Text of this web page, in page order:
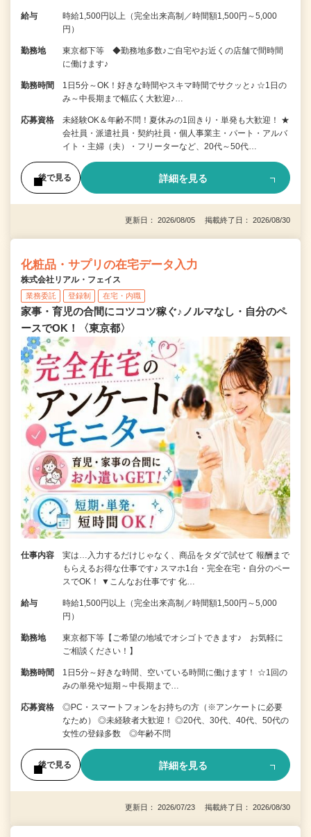
給与
時給1,500円以上（完全出来高制／時間額1,500円～5,000
円）
勤務地
東京都下等 ◆勤務地多数♪ご自宅やお近くの店舗で間時間
に働けます♪
勤務時間
1日5分～OK！好きな時間やスキマ時間でサクッと♪ ☆1日の
み～中長期まで幅広く大歓迎♪…
応募資格
未経験OK＆年齢不問！夏休みの1回きり・単発も大歓迎！ ★
会社員・派遣社員・契約社員・個人事業主・パート・アルバ
イト・主婦（夫）・フリーターなど、20代～50代…
後で見る 詳細を見る
更新日： 2026/08/05 掲載終了日： 2026/08/30
化粧品・サプリの在宅データ入力
株式会社リアル・フェイス
業務委託 登録制 在宅・内職
家事・育児の合間にコツコツ稼ぐ♪ノルマなし・自分のペ
ースでOK！〈東京都〉
仕事内容
実は…入力するだけじゃなく、商品をタダで試せて 報酬まで
もらえるお得な仕事です♪ スマホ1台・完全在宅・自分のペー
スでOK！ ▼こんなお仕事です 化…
給与
時給1,500円以上（完全出来高制／時間額1,500円～5,000
円）
勤務地
東京都下等【ご希望の地域でオシゴトできます♪ お気軽に
ご相談ください！】
勤務時間
1日5分～好きな時間、空いている時間に働けます！ ☆1回の
みの単発や短期～中長期まで…
応募資格
◎PC・スマートフォンをお持ちの方（※アンケートに必要
なため） ◎未経験者大歓迎！ ◎20代、30代、40代、50代の
女性の登録多数 ◎年齢不問
後で見る 詳細を見る
更新日： 2026/07/23 掲載終了日： 2026/08/30